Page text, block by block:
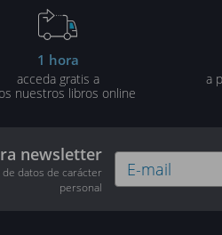
1 hora
acceda gratis a
nuestros libros online
a
newsletter
datos de carácter
personal